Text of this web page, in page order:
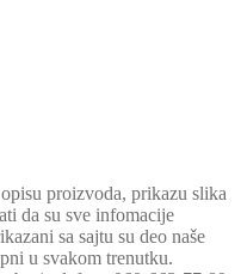
proizvoda, prikazu slika
da su sve infomacije
sa sajtu su deo naše
u svakom trenutku.